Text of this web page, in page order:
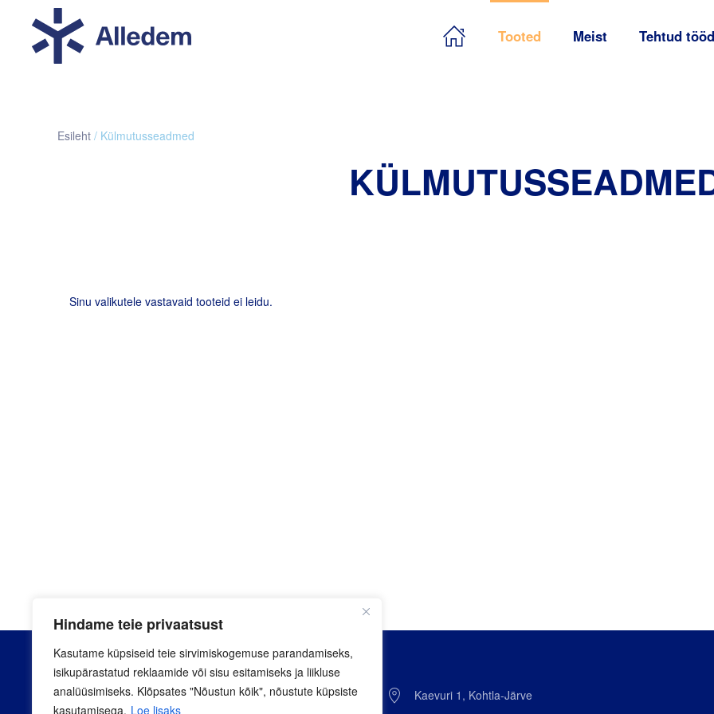
Hindame teie privaatsust
Kasutame küpsiseid teie sirvimiskogemuse parandamiseks,
isikupärastatud reklaamide või sisu esitamiseks ja liikluse
analüüsimiseks. Klõpsates "Nõustun kõik", nõustute küpsiste
kasutamisega. Loe lisaks
Tooted Meist Tehtud tööd
Esileht / Külmutusseadmed
Sinu valikutele vastavaid tooteid ei leidu.
Artelli 19, Tallinn
Kaevuri 1, Kohtla-Järve